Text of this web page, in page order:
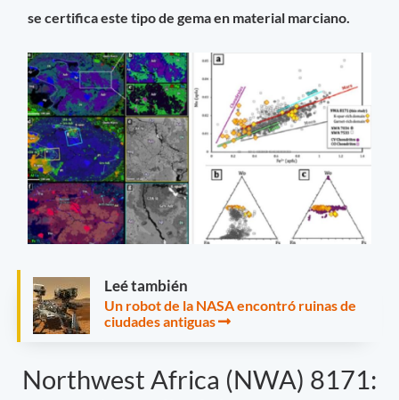
se certifica este tipo de gema en material marciano.
Leé también
Un robot de la NASA encontró ruinas de
ciudades antiguas
Northwest Africa (NWA) 8171: